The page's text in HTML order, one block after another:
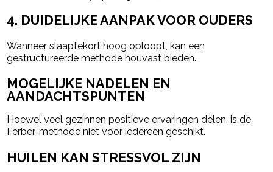
4. DUIDELIJKE AANPAK VOOR OUDERS
Wanneer slaaptekort hoog oploopt, kan een
gestructureerde methode houvast bieden.
MOGELIJKE NADELEN EN
AANDACHTSPUNTEN
Hoewel veel gezinnen positieve ervaringen delen, is de
Ferber-methode niet voor iedereen geschikt.
HUILEN KAN STRESSVOL ZIJN